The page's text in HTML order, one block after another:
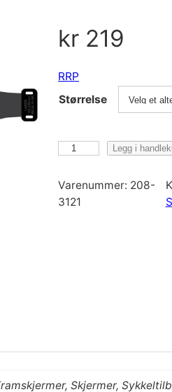
kr 219
RRP
Størrelse
P
E
r
v
Legg i
Varenummer: 208-
3121
Skjermer,